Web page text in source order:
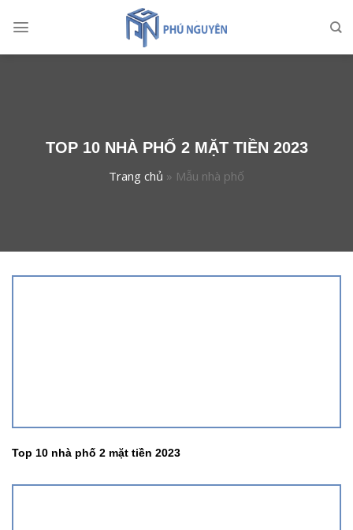
TOP 10 NHÀ PHỐ 2 MẶT TIỀN 2023
Trang chủ » Mẫu nhà phố
Top 10 nhà phố 2 mặt tiền 2023